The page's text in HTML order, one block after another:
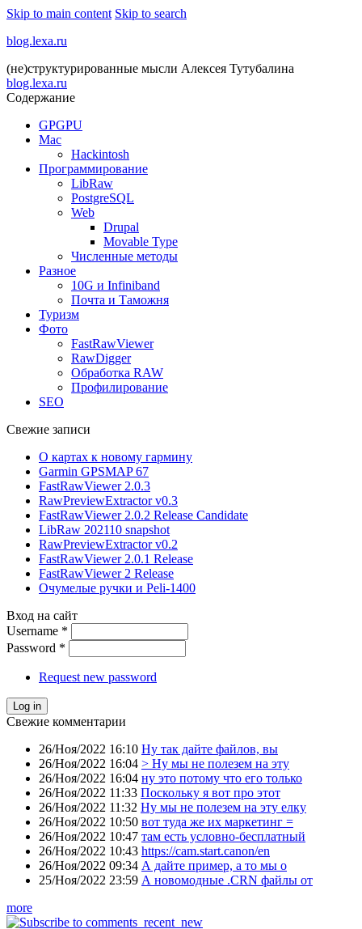
Skip to main content Skip to search
blog.lexa.ru
(не)структурированные мысли Алексея Тутубалина
blog.lexa.ru
Содержание
GPGPU
Mac
Hackintosh
Программирование
LibRaw
PostgreSQL
Web
Drupal
Movable Type
Численные методы
Разное
10G и Infiniband
Почта и Таможня
Туризм
Фото
FastRawViewer
RawDigger
Обработка RAW
Профилирование
SEO
Свежие записи
О картах к новому гармину
Garmin GPSMAP 67
FastRawViewer 2.0.3
RawPreviewExtractor v0.3
FastRawViewer 2.0.2 Release Candidate
LibRaw 202110 snapshot
RawPreviewExtractor v0.2
FastRawViewer 2.0.1 Release
FastRawViewer 2 Release
Очумелые ручки и Peli-1400
Вход на сайт
Username *
Password *
Request new password
Свежие комментарии
26/Ноя/2022 16:10 Ну так дайте файлов, вы
26/Ноя/2022 16:04 > Ну мы не полезем на эту
26/Ноя/2022 16:04 ну это потому что его только
26/Ноя/2022 11:33 Поскольку я вот про этот
26/Ноя/2022 11:32 Ну мы не полезем на эту елку
26/Ноя/2022 10:50 вот туда же их маркетинг =
26/Ноя/2022 10:47 там есть условно-бесплатный
26/Ноя/2022 10:43 https://cam.start.canon/en
26/Ноя/2022 09:34 А дайте пример, а то мы о
25/Ноя/2022 23:59 А новомодные .CRN файлы от
more